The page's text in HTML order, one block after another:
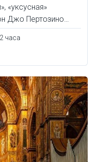
«уксусная»
Джо Пертозино…
2 часа